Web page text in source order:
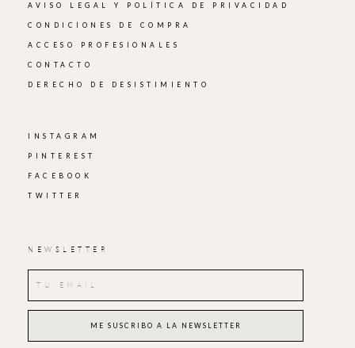
AVISO LEGAL Y POLÍTICA DE PRIVACIDAD
CONDICIONES DE COMPRA
ACCESO PROFESIONALES
CONTACTO
DERECHO DE DESISTIMIENTO
INSTAGRAM
PINTEREST
FACEBOOK
TWITTER
NEWSLETTER